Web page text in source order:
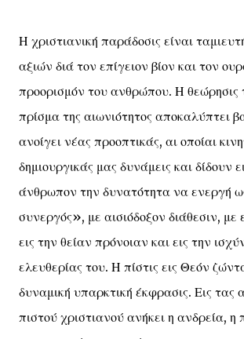
Η χριστιανική παράδοσις είναι
αξιών διά τον επίγειον βίον και τον
προορισμόν του ανθρώπου. Η θεώρησις
πρίσμα της αιωνιότητος αποκαλύπτει
ανοίγει νέας προοπτικάς, αι οποίαι
δημιουργικάς μας δυνάμεις και δίδουν
άνθρωπον την δυνατότητα να ενεργή
συνεργός», με αισιόδοξον διάθεσιν, με
εις την θείαν πρόνοιαν και εις την
ελευθερίας του. Η πίστις εις Θεόν
δυναμική υπαρκτική έκφρασις. Εις τας
πιστού χριστιανού ανήκει η ανδρεία, η